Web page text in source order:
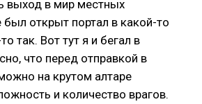
выход в мир местных
открыт портал в какой-то
так. Вот тут я и бегал в
что перед отправкой в
на крутом алтаре
и количество врагов.